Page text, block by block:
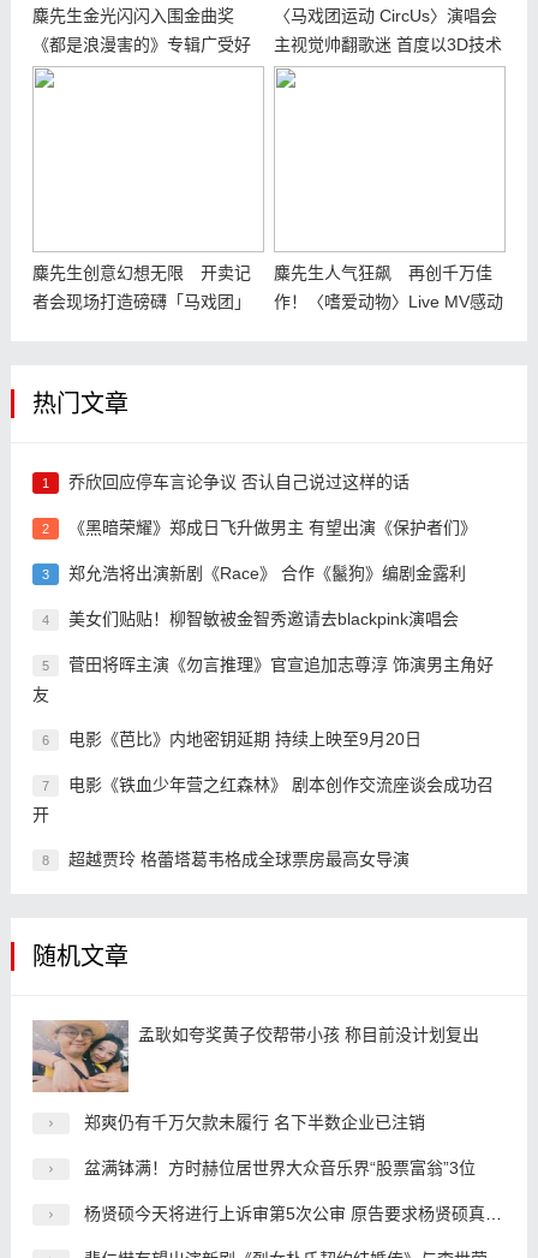
麋先生金光闪闪入围金曲奖
《都是浪漫害的》专辑广受好
评3度问鼎金曲奖最佳乐团
〈马戏团运动 CircUs〉演唱会
主视觉帅翻歌迷 首度以3D技术
呈现 精心打造专属麋先生的马
麋先生创意幻想无限 开卖记
者会现场打造磅礴「马戏团」
麋先生人气狂飙 再创千万佳
作！〈嗜爱动物〉Live MV感动
热门文章
1 乔欣回应停车言论争议 否认自己说过这样的话
2 《黑暗荣耀》郑成日飞升做男主 有望出演《保护者们》
3 郑允浩将出演新剧《Race》 合作《鬣狗》编剧金露利
4 美女们贴贴！柳智敏被金智秀邀请去blackpink演唱会
5
菅田将晖主演《勿言推理》官宣追加志尊淳 饰演男主角好
友
6 电影《芭比》内地密钥延期 持续上映至9月20日
7
电影《铁血少年营之红森林》 剧本创作交流座谈会成功召
开
8 超越贾玲 格蕾塔葛韦格成全球票房最高女导演
随机文章
孟耿如夸奖黄子佼帮带小孩 称目前没计划复出
郑爽仍有千万欠款未履行 名下半数企业已注销
盆满钵满！方时赫位居世界大众音乐界“股票富翁”3位
杨贤硕今天将进行上诉审第5次公审 原告要求杨贤硕真心道歉